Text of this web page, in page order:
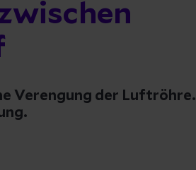
Verengung der Luftröhre.